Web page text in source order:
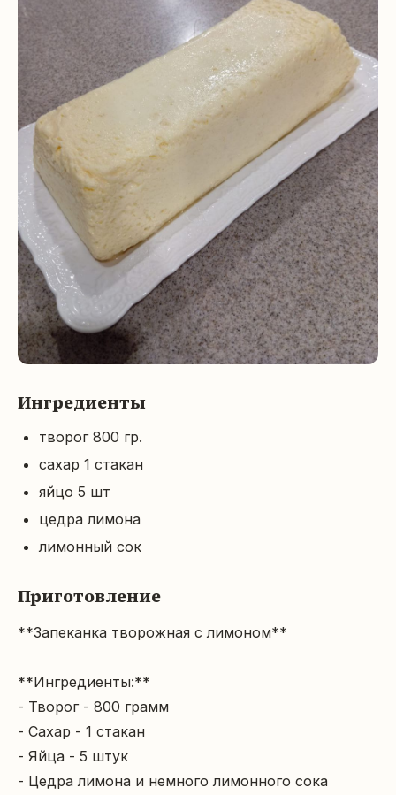
Ингредиенты
творог 800 гр.
сахар 1 стакан
яйцо 5 шт
цедра лимона
лимонный сок
Приготовление
**Запеканка творожная с лимоном**
**Ингредиенты:**
- Творог - 800 грамм
- Сахар - 1 стакан
- Яйца - 5 штук
- Цедра лимона и немного лимонного сока